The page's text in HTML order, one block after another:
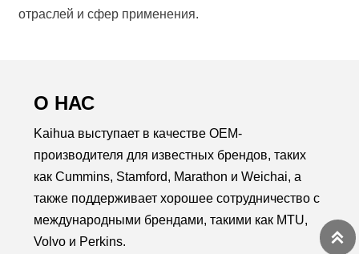
отраслей и сфер применения.
О НАС
Kaihua выступает в качестве OEM-
производителя для известных брендов, таких
как Cummins, Stamford, Marathon и Weichai, а
также поддерживает хорошее сотрудничество с
международными брендами, такими как MTU,
Volvo и Perkins.
